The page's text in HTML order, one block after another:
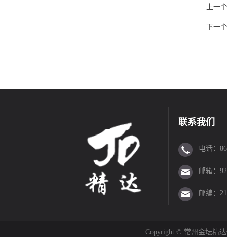
上一
下一
联系我们
电话：
邮箱：
邮编：
Copyright © 常州金坛